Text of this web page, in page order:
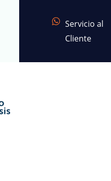
Servicio al
Cliente